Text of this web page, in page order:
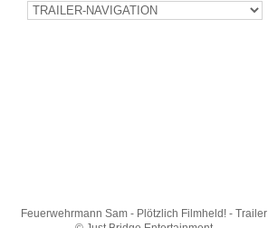
Feuerwehrmann Sam - Plötzlich Filmheld! - Trailer